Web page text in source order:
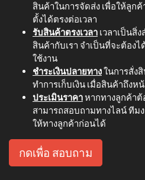
สินค้าในการจัดส่ง เพื่อให้ลูก
ตั้งได้ตรงต่อเวลา
รับสินค้าตรงเวลา เวลาเป็นสิ่
สินค้ากับเรา จำเป็นที่จะต้อง
ใช้งาน
ชำระเงินปลายทางในการสั่ง
ทำการเก็บเงิน เมื่อสินค้าถึงห
ประเมินราคาหากทางลูกค้าต้
สามารถสอบถามทางไลน์ ทีม
ให้ทางลูกค้าก่อนได้
กดเพื่อ สอบถาม